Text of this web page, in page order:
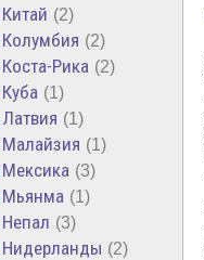
Китай 2
Колумбия 2
Коста-Рика 2
Куба 1
Латвия 1
Малайзия 1
Мексика 3
Мьянма 1
Непал 3
Нидерланды 2